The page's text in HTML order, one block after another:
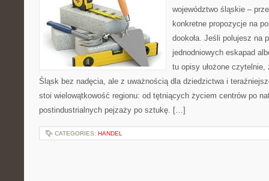
województwo śląskie –
konkretne propozycje na
dookoła. Jeśli polujesz na
jednodniowych eskapad
tu opisy ułożone
Śląsk bez nadęcia, ale z uważnością dla dziedzictwa i
stoi wielowątkowość regionu: od tętniących życiem centrów po
postindustrialnych pejzaży po sztukę. […]
CATEGORIES: HANDEL